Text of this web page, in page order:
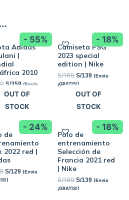
- 55%
Adidas
|
2010
S/359 (Envío
- 18%
Camiseta PSG
2023 special
edition | Nike
S/169 S/139 (Envío
¡GRATIS!)
- 24%
OUT OF
STOCK
de
2022 red |
S/129 (Envío
- 18%
OUT OF
STOCK
Polo de
entrenamiento
Selección de
Francia 2021 red
| Nike
S/169 S/139 (Envío
¡GRATIS!)